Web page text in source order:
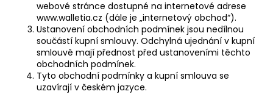
webové stránce dostupné na internetové adrese
www.walletia.cz (dále je „internetový obchod“).
Ustanovení obchodních podmínek jsou nedílnou
součástí kupní smlouvy. Odchylná ujednání v kupní
smlouvě mají přednost před ustanoveními těchto
obchodních podmínek.
Tyto obchodní podmínky a kupní smlouva se
uzavírají v českém jazyce.
HLEDAT